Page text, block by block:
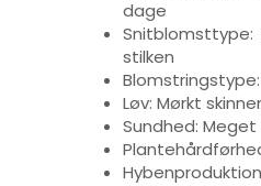
dage
stilken
Løv: Mørkt
Sundhed: Meget